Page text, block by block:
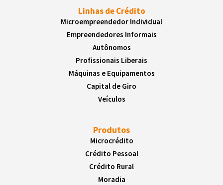
Linhas de Crédito
Microempreendedor Individual
Empreendedores Informais
Autônomos
Profissionais Liberais
Máquinas e Equipamentos
Capital de Giro
Veículos
Produtos
Microcrédito
Crédito Pessoal
Crédito Rural
Moradia